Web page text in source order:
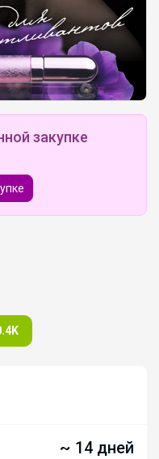
закупке
~ 14 дней